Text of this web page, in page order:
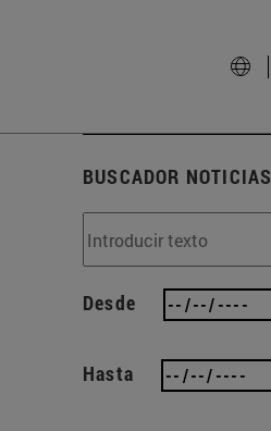
BUSCADOR NOTICIAS
Desde
Hasta